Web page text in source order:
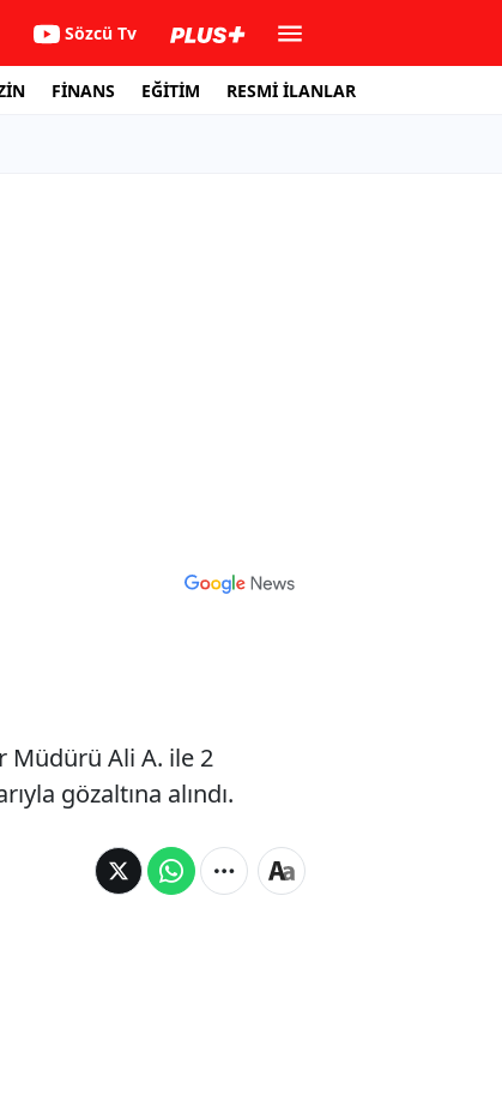
Sözcü Tv
FİNANS EĞİTİM RESMİ İLANLAR
Müdürü Ali A. ile 2
gözaltına alındı.